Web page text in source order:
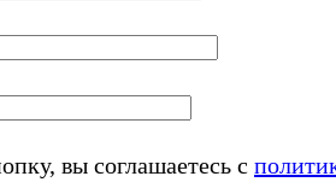
вы соглашаетесь с